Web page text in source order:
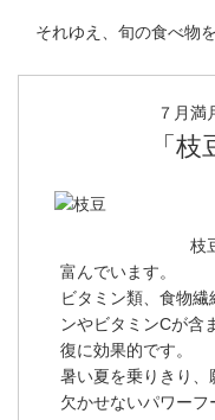
それゆえ、旬の食べ物
７月満
「
枝
富んでいます。
ビタミン類、食物
ンやビタミンCが含
復に効果的です。
暑い夏を乗りきり、
欠かせないパワーフ